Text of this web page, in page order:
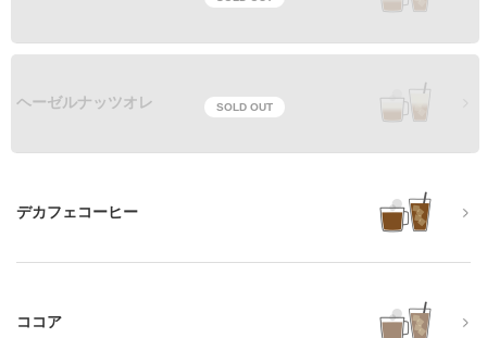
SOLD OUT
ヘーゼルナッツオレ
デカフェコーヒー
ココア